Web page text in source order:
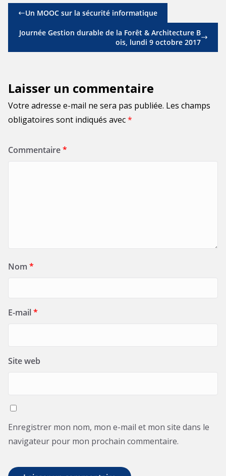
Un MOOC sur la sécurité informatique
Journée Gestion durable de la Forêt & Architecture B
ois, lundi 9 octobre 2017
Laisser un commentaire
Votre adresse e-mail ne sera pas publiée. Les champs
obligatoires sont indiqués avec*
Commentaire*
Nom *
E-mail*
Site web
Enregistrer mon nom, mon e-mail et mon site dans le
navigateur pour mon prochain commentaire.